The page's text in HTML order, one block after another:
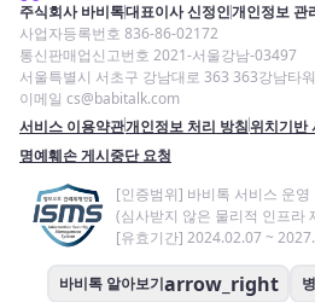
주식회사 바비톡대표이사 신정인개인정보 관
사업자등록번호 836-86-02172
통신판매업신고번호 2021-서울강남-03497
서울특별시 서초구 강남대로 363 363강남타
이메일 cs@babitalk.com
서비스 이용약관개인정보 처리 방침위치기반
명예훼손 게시중단 요청
[인증범위] 바비톡 서비스 운영
(심사받지 않은 물리적 인프라
[유효기간] 2024.02.07 ~
바비톡 알아보기arrow_right